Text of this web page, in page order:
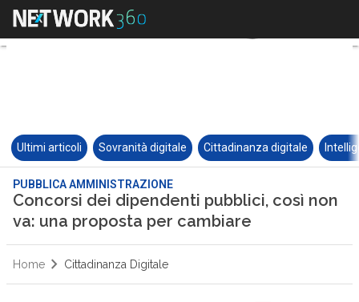
Ultimi articoli Sovranità digitale Cittadinanza digitale
PUBBLICA AMMINISTRAZIONE
Concorsi dei dipendenti pubblici, così non
va: una proposta per cambiare
Home Cittadinanza Digitale